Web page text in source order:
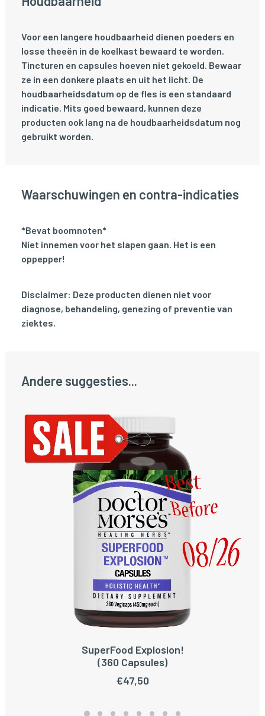
Voor een langere houdbaarheid dienen poeders en
losse theeën in de koelkast bewaard te worden.
Tincturen en capsules hoeven niet gekoeld. Bewaar
ze in een donkere plaats en uit het licht. De
houdbaarheidsdatum op de fles is een standaard
indicatie. Mits goed bewaard, kunnen deze
producten ook lang na de houdbaarheidsdatum nog
gebruikt worden.
Waarschuwingen en contra-indicaties
*Bevat boomnoten*
Niet innemen voor het slapen gaan. Het is een
oppepper!
Disclaimer: Deze producten dienen niet voor
diagnose, behandeling, genezing of preventie van
ziektes.
Andere suggesties...
TOEVOEGEN AAN WINKELWAGEN
SuperFood Explosion!
(360 Capsules)
€47,50